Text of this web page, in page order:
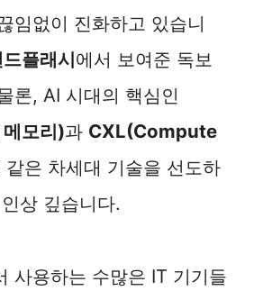
임없이 진화하고 있습니
드플래시에서 보여준 독보
론, AI 시대의 핵심인
모리)과 CXL(Compute
같은 차세대 기술을 선도하
상 깊습니다.
사용하는 수많은 IT 기기들